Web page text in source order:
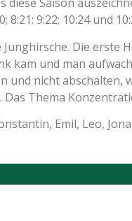
8:21; 9:22; 10:24 und
Die erste
kam und man
und nicht abschalten,
Thema
Emil, Leo,